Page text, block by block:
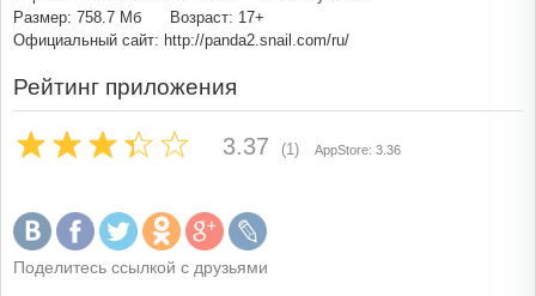
Размер: 758.7 Мб
Возраст: 17+
Официальный сайт: http://panda2.snail.com/ru/
Рейтинг приложения
3.37 (1) AppStore: 3.36
Поделитесь ссылкой с друзьями